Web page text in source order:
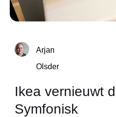
Arjan
Olsder
Ikea vernieuwt
Symfonisk